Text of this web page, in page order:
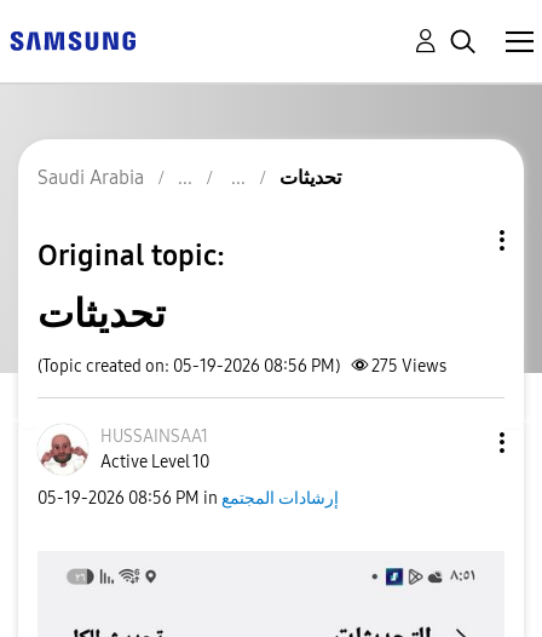
Saudi Arabia تحديثات
Original topic:
تحديثات
(Topic created on: 05-19-2026 08:56 PM) 275 Views
HUSSAINSAA1
Active Level 10
‎05-19-2026 08:56 PM in إرشادات المجتمع